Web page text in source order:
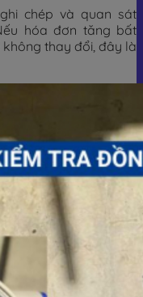
chép và quan sát
hóa đơn tăng bất
thay đổi, đây là